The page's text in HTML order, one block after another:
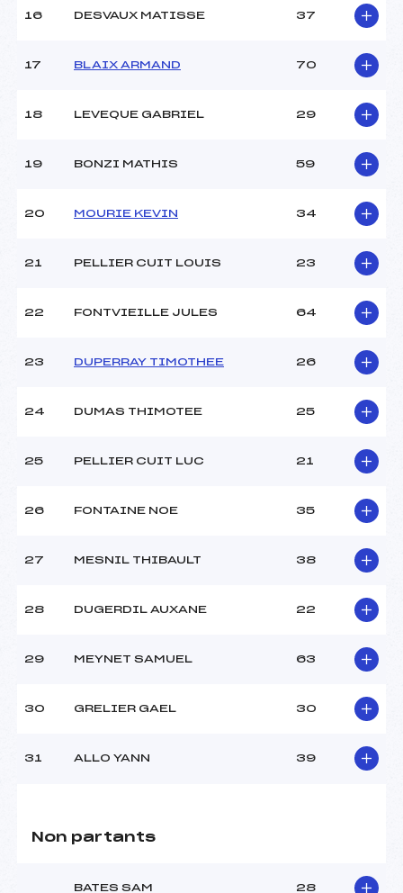
-1
2
U12+U14
16 DESVAUX MATISSE 37
17 BLAIX ARMAND 70
18 LEVEQUE GABRIEL 29
19 BONZI MATHIS 59
20 MOURIE KEVIN 34
21 PELLIER CUIT LOUIS 23
22 FONTVIEILLE JULES 64
23 DUPERRAY TIMOTHEE 26
24 DUMAS THIMOTEE 25
25 PELLIER CUIT LUC 21
26 FONTAINE NOE 35
27 MESNIL THIBAULT 38
28 DUGERDIL AUXANE 22
29 MEYNET SAMUEL 63
30 GRELIER GAEL 30
31 ALLO YANN 39
Non partants
BATES SAM 28